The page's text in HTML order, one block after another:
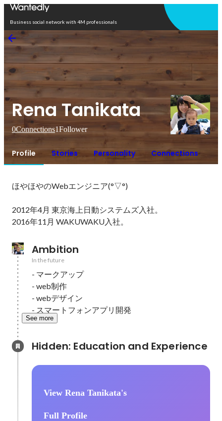
Business social network with 4M professionals
Rena Tanikata
0Connections1Follower
Profile Stories Personality Connections
ほやほやのWebエンジニア(°▽°)
2012年4月 東京海上日動システムズ入社。
2016年11月 WAKUWAKU入社。
Ambition
In the future
- マークアップ
- web制作
- webデザイン
- スマートフォンアプリ開発
See more
View Rena Tanikata's
Full Profile